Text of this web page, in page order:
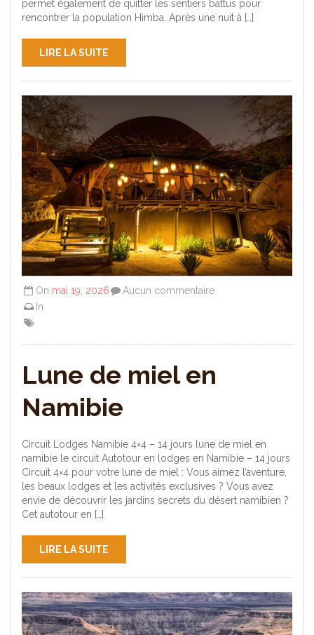
permet également de quitter les sentiers battus pour
rencontrer la population Himba. Après une nuit à […]
LIRE LA SUITE
On mai 19, 2026
In
Aucun commentaire
Lune de miel en
Namibie
Circuit Lodges Namibie 4×4 – 14 jours lune de miel en
namibie le circuit Autotour en lodges en Namibie – 14 jours
Circuit 4×4 pour votre lune de miel : Vous aimez l’aventure,
les beaux lodges et les activités exclusives ? Vous avez
envie de découvrir les jardins secrets du désert namibien ?
Cet autotour en […]
LIRE LA SUITE